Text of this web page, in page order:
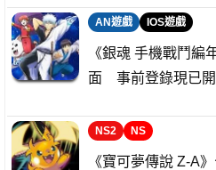
AN遊戲 IOS遊戲
《銀魂 手機戰鬥
面 事前登錄現已
NS2 NS
《寶可夢傳說 Z-A